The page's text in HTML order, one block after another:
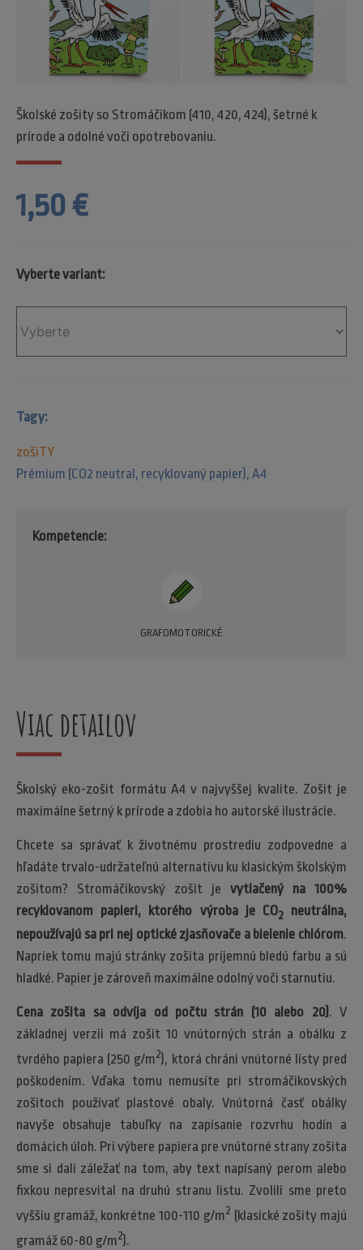
Školské zošity so Stromáčikom (410, 420, 424), šetrné k
prírode a odolné voči opotrebovaniu.
1,50 €
Vyberte variant:
Tagy:
zošiTY
Prémium (CO2 neutral, recyklovaný papier) , A4
Kompetencie:
GRAFOMOTORICKÉ
Viac detailov
Školský eko-zošit formátu A4 v najvyššej kvalite. Zošit je
maximálne šetrný k prírode a zdobia ho autorské ilustrácie.
Chcete sa správať k životnému prostrediu zodpovedne a
hľadáte trvalo-udržateľnú alternatívu ku klasickým školským
zošitom? Stromáčikovský zošit je vytlačený na 100%
recyklovanom papieri, ktorého výroba je CO2neutrálna,
nepoužívajú sa pri nej optické zjasňovače a bielenie chlórom.
Napriek tomu majú stránky zošita príjemnú bledú farbu a sú
hladké. Papier je zároveň maximálne odolný voči starnutiu.
Cena zošita sa odvíja od počtu strán (10 alebo 20) . V
základnej verzii má zošit 10 vnútorných strán a obálku z
tvrdého papiera (250 g/m2), ktorá chráni vnútorné listy pred
poškodením. Vďaka tomu nemusíte pri stromáčikovských
zošitoch používať plastové obaly. Vnútorná časť obálky
navyše obsahuje tabuľky na zapísanie rozvrhu hodín a
domácich úloh. Pri výbere papiera pre vnútorné strany zošita
sme si dali záležať na tom, aby text napísaný perom alebo
fixkou nepresvital na druhú stranu listu. Zvolili sme preto
vyššiu gramáž, konkrétne 100-110 g/m2 (klasické zošity majú
gramáž 60-80 g/m2).